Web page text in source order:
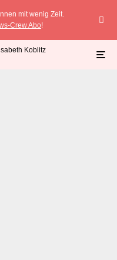
mit wenig Zeit.
Crew Abo!